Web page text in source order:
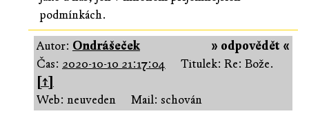
podmínkách.
» odpovědět «
Autor: Ondrášeček
Čas: 2020-10-10 21:17:04
Titulek: Re: Bože.
[↑]
Web: neuveden
Mail: schován